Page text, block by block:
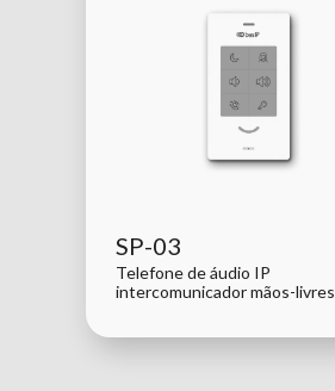
SP-03
Telefone de áudio IP
intercomunicador mãos-livres